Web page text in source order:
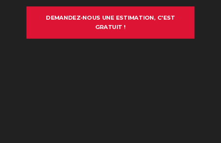
DEMANDEZ-NOUS UNE ESTIMATION, C'EST
GRATUIT !